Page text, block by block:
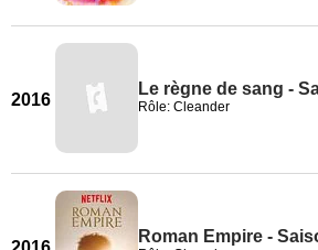
2016
Le règne de sang -
Rôle: Cleander
Roman Empire -